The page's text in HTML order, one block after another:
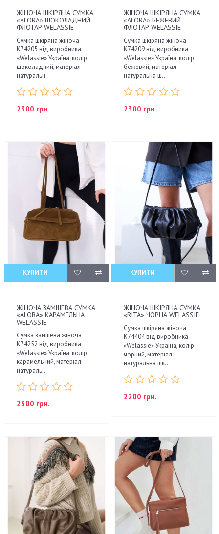
ЖІНОЧА ШКІРЯНА СУМКА
«ALORA» ШОКОЛАДНИЙ
ФЛОТАР WELASSIE
Сумка шкіряна жіноча
K74205 від виробника
«Welassie» Україна, колір
шоколадний, матеріал
натуральн..
2300 грн.
ЖІНОЧА ШКІРЯНА СУМКА
«ALORA» БЕЖЕВИЙ
ФЛОТАР WELASSIE
Сумка шкіряна жіноча
K74209 від виробника
«Welassie» Україна, колір
бежевий, матеріал
натуральна ш..
2300 грн.
КУПИТИ
ЖІНОЧА ЗАМШЕВА СУМКА
«ALORA» КАРАМЕЛЬНА
WELASSIE
Сумка замшева жіноча
K74252 від виробника
«Welassie» Україна, колір
карамельний, матеріал
натураль..
2300 грн.
КУПИТИ
ЖІНОЧА ШКІРЯНА СУМКА
«RITA» ЧОРНА WELASSIE
Сумка шкіряна жіноча
K74404 від виробника
«Welassie» Україна, колір
чорний, матеріал
натуральна шк..
2200 грн.